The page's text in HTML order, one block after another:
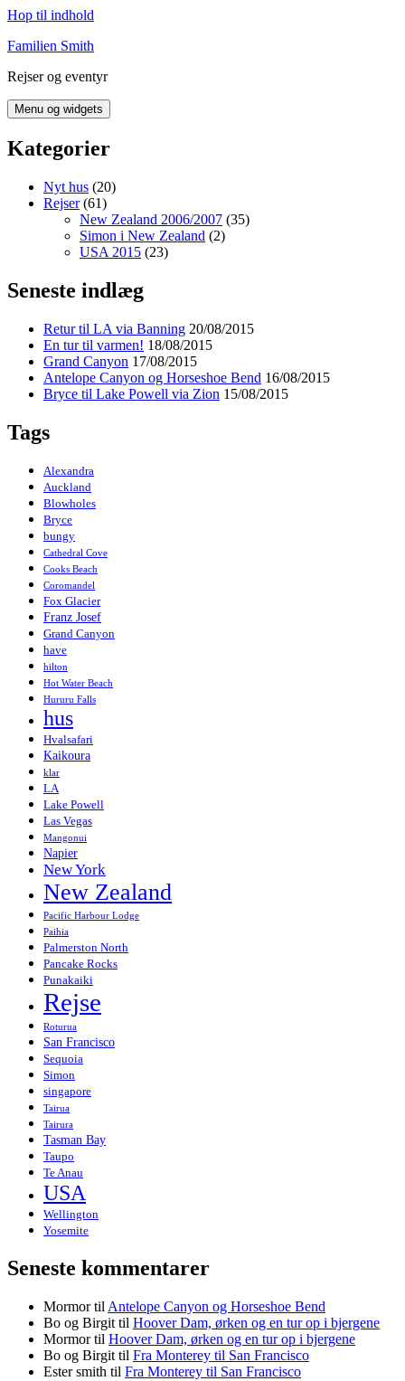
Hop til indhold
Familien Smith
Rejser og eventyr
Menu og widgets
Kategorier
Nyt hus (20)
Rejser(61)
New Zealand 2006/2007 (35)
Simon i New Zealand (2)
USA 2015 (23)
Seneste indlæg
Retur til LA via Banning 20/08/2015
En tur til varmen! 18/08/2015
Grand Canyon 17/08/2015
Antelope Canyon og Horseshoe Bend 16/08/2015
Bryce til Lake Powell via Zion 15/08/2015
Tags
Alexandra
Auckland
Blowholes
Bryce
bungy
Cathedral Cove
Cooks Beach
Coromandel
Fox Glacier
Franz Josef
Grand Canyon
have
hilton
Hot Water Beach
Hururu Falls
hus
Hvalsafari
Kaikoura
klar
LA
Lake Powell
Las Vegas
Mangonui
Napier
New York
New Zealand
Pacific Harbour Lodge
Paihia
Palmerston North
Pancake Rocks
Punakaiki
Rejse
Roturua
San Francisco
Sequoia
Simon
singapore
Tairua
Tairura
Tasman Bay
Taupo
Te Anau
USA
Wellington
Yosemite
Seneste kommentarer
Mormortil Antelope Canyon og Horseshoe Bend
Bo og Birgit til Hoover Dam, ørken og en tur op i bjergene
Mormortil Hoover Dam, ørken og en tur op i bjergene
Bo og Birgit til Fra Monterey til San Francisco
Ester smith til Fra Monterey til San Francisco